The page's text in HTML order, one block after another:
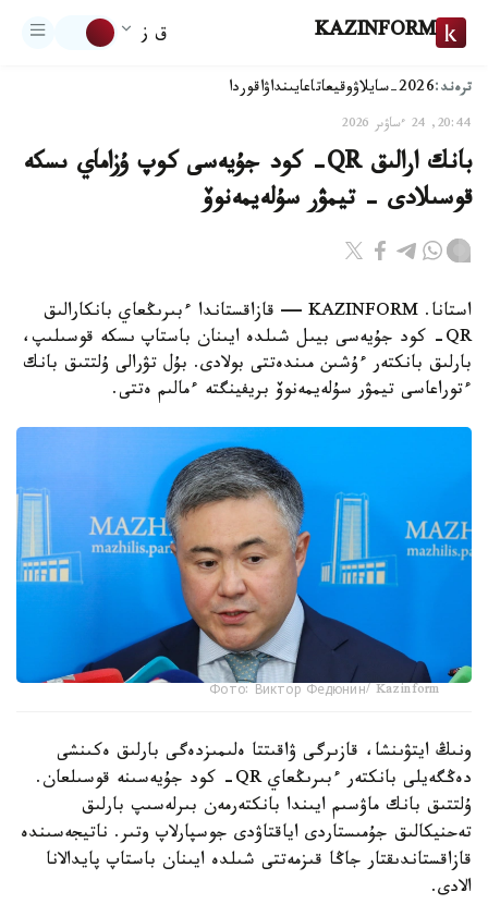
KAZINFORM ق ز
ترەند:2026-سايلاۋ وقيعاتاعايىنداۋاقوردا
20:44, 24 ءساۋىر 2026
بانك ارالىق QR- كود جۇيەسى كوپ ۇزاماي ىسكە
قوسىلادى - تيمۋر سۇلەيمەنوۆ
استانا. KAZINFORM — قازاقستاندا ءبىرىڭعاي بانكارالىق
QR- كود جۇيەسى بيىل شىلدە ايىنان باستاپ ىسكە قوسىلىپ،
بارلىق بانكتەر ءۇشىن مىندەتتى بولادى. بۇل تۋرالى ۇلتتىق بانك
ءتوراعاسى تيمۋر سۇلەيمەنوۆ بريفينگتە ءمالىم ەتتى.
Фото: Виктор Федюнин/ Kazinform
ونىڭ ايتۋىنشا، قازىرگى ۋاقىتتا ەلىمىزدەگى بارلىق ەكىنشى
دەڭگەيلى بانكتەر ءبىرىڭعاي QR- كود جۇيەسىنە قوسىلعان.
ۇلتتىق بانك ماۋسىم ايىندا بانكتەرمەن بىرلەسىپ بارلىق
تەحنيكالىق جۇمىستاردى اياقتاۋدى جوسپارلاپ وتىر. ناتيجەسىندە
قازاقستاندىقتار جاڭا قىزمەتتى شىلدە ايىنان باستاپ پايدالانا
الادى.